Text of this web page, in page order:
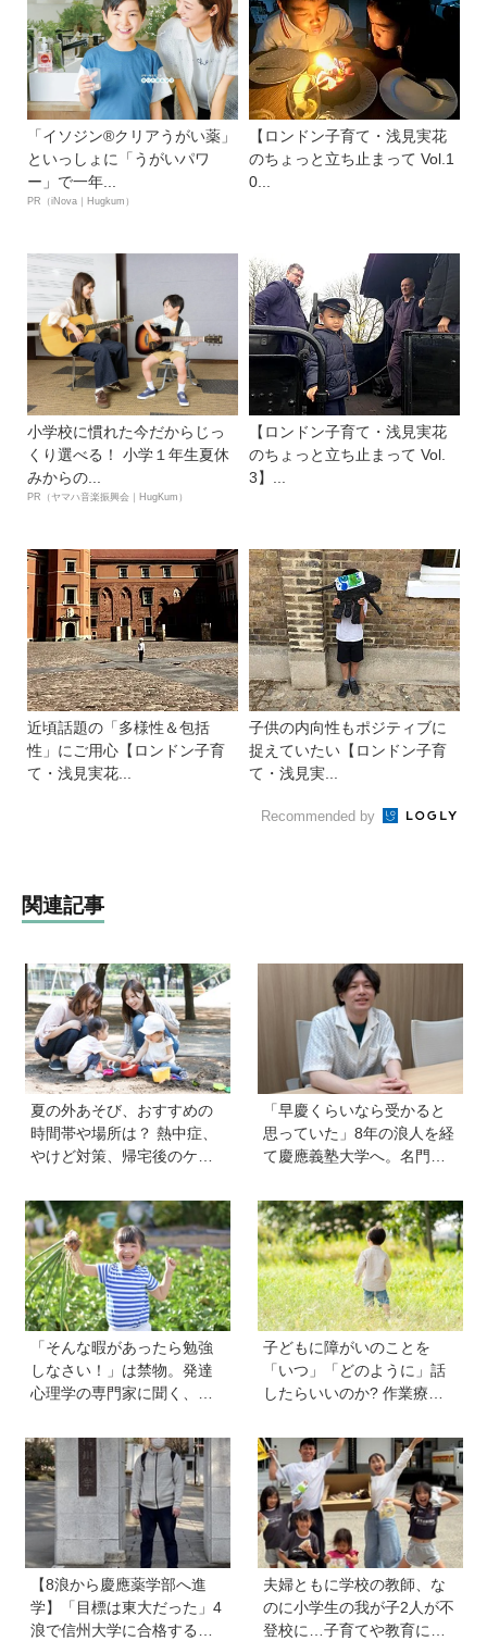
「イソジン®クリアうがい薬」
といっしょに「うがいパワ
ー」で一年...
PR（iNova｜Hugkum）
【ロンドン子育て・浅見実花
のちょっと立ち止まって Vol.1
0...
小学校に慣れた今だからじっ
くり選べる！ 小学１年生夏休
みからの...
PR（ヤマハ音楽振興会｜HugKum）
【ロンドン子育て・浅見実花
のちょっと立ち止まって Vol.
3】...
近頃話題の「多様性＆包括
性」にご用心【ロンドン子育
て・浅見実花...
子供の内向性もポジティブに
捉えていたい【ロンドン子育
て・浅見実...
Recommended by
関連記事
夏の外あそび、おすすめの
時間帯や場所は？ 熱中症、
やけど対策、帰宅後のケア
修】
「早慶くらいなら受かると
思っていた」8年の浪人を経
て慶應義塾大学へ。名門・
受験の反動からゲーム依存
症に。成績急降下から“いい
大学に入る”までの道のり
【慶應生よしださん｜前
編】
「そんな暇があったら勉強
しなさい！」は禁物。発達
心理学の専門家に聞く、
方」と「親のNG行動」
子どもに障がいのことを
「いつ」「どのように」話
したらいいのか? 作業療法
当時小学生の息子に伝えた
こと
【8浪から慶應薬学部へ進
学】「目標は東大だった」4
浪で信州大学に合格するも1
夫婦ともに学校の教師、な
のに小学生の我が子2人が不
登校に…子育てや教育に悩